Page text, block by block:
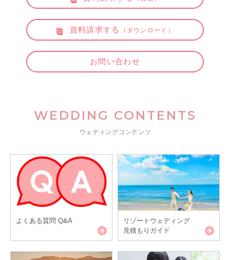
資料請求する （ダウンロード）
お問い合わせ
WEDDING CONTENTS
ウェディングコンテンツ
よくある質問 Q&A
リゾートウェディング
見積もりガイド